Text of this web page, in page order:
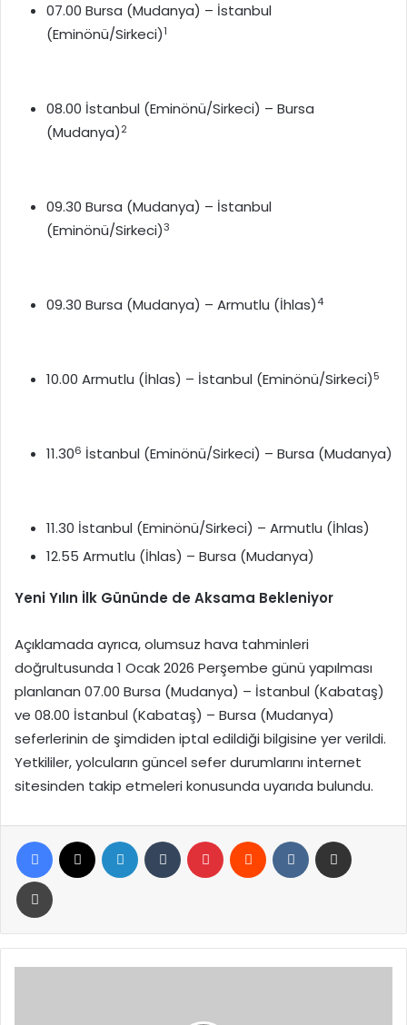
07.00 Bursa (Mudanya) – İstanbul
(Eminönü/Sirkeci)1
08.00 İstanbul (Eminönü/Sirkeci) – Bursa
(Mudanya)2
09.30 Bursa (Mudanya) – İstanbul
(Eminönü/Sirkeci)3
09.30 Bursa (Mudanya) – Armutlu (İhlas)4
10.00 Armutlu (İhlas) – İstanbul (Eminönü/Sirkeci)5
11.306 İstanbul (Eminönü/Sirkeci) – Bursa (Mudanya)
11.30 İstanbul (Eminönü/Sirkeci) – Armutlu (İhlas)
12.55 Armutlu (İhlas) – Bursa (Mudanya)
Yeni Yılın İlk Gününde de Aksama Bekleniyor
Açıklamada ayrıca, olumsuz hava tahminleri
doğrultusunda 1 Ocak 2026 Perşembe günü yapılması
planlanan 07.00 Bursa (Mudanya) – İstanbul (Kabataş)
ve 08.00 İstanbul (Kabataş) – Bursa (Mudanya)
seferlerinin de şimdiden iptal edildiği bilgisine yer verildi.
Yetkililer, yolcuların güncel sefer durumlarını internet
sitesinden takip etmeleri konusunda uyarıda bulundu.
Facebook LinkedIn Tumblr Pinterest Reddit VKontakte
Yazdır